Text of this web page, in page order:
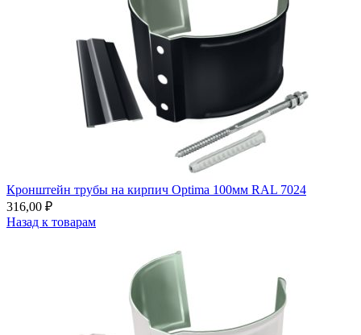
Кронштейн трубы на кирпич Optima 100мм RAL 7024
316,00 ₽
Назад к товарам